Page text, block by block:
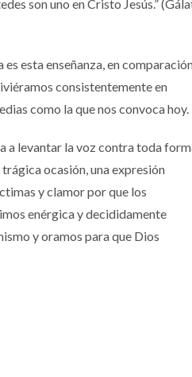
son uno en Cristo Jesús.”
esta enseñanza, en
consistentemente en
como la que nos convoca hoy.
a levantar la voz contra toda
ocasión, una expresión
y clamor por que los
enérgica y decididamente
y oramos para que Dios